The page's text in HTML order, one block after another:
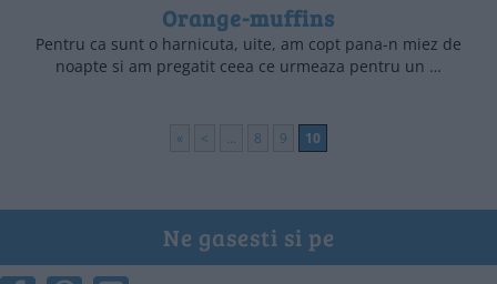
Orange-muffins
Pentru ca sunt o harnicuta, uite, am copt pana-n miez de
noapte si am pregatit ceea ce urmeaza pentru un …
« < ... 8 9 10
Ne gasesti si pe